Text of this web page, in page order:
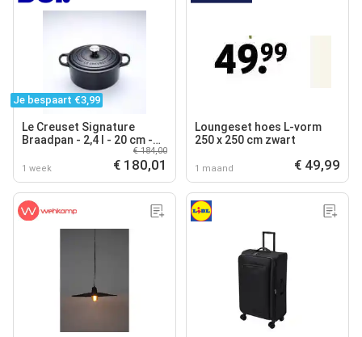
Je bespaart €3,99
Le Creuset Signature
Braadpan - 2,4 l - 20 cm -
1 week
€ 184,00
€ 180,01
Loungeset hoes L-vorm
250 x 250 cm zwart
1 maand € 49,99